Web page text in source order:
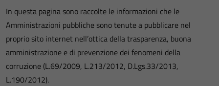
In questa pagina sono raccolte le informazioni che le
Amministrazioni pubbliche sono tenute a pubblicare nel
proprio sito internet nell’ottica della trasparenza, buona
amministrazione e di prevenzione dei fenomeni della
corruzione (L.69/2009, L.213/2012, D.Lgs.33/2013,
L.190/2012).